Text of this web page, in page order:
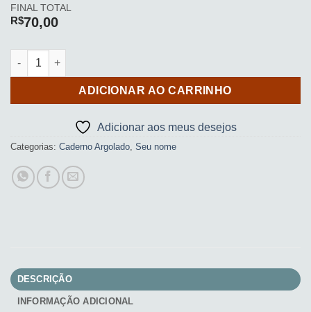
FINAL TOTAL
R$70,00
Caderno Argolado (Listras 01) quantidade
ADICIONAR AO CARRINHO
Adicionar aos meus desejos
Categorias: Caderno Argolado Seu nome
DESCRIÇÃO
INFORMAÇÃO ADICIONAL